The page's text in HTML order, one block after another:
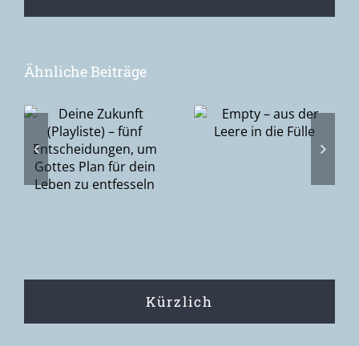
Ähnliche Beiträge
Empty – aus
der Leere in
die Fülle
die Suche
nach Gott
Suche nach
Kürzlich